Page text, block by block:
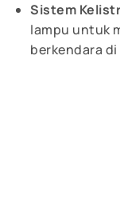
Sistem
lampu untuk
berkendara